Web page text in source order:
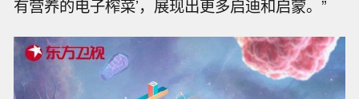
有营养的电子榨菜’，展现出更多启迪和启蒙。”